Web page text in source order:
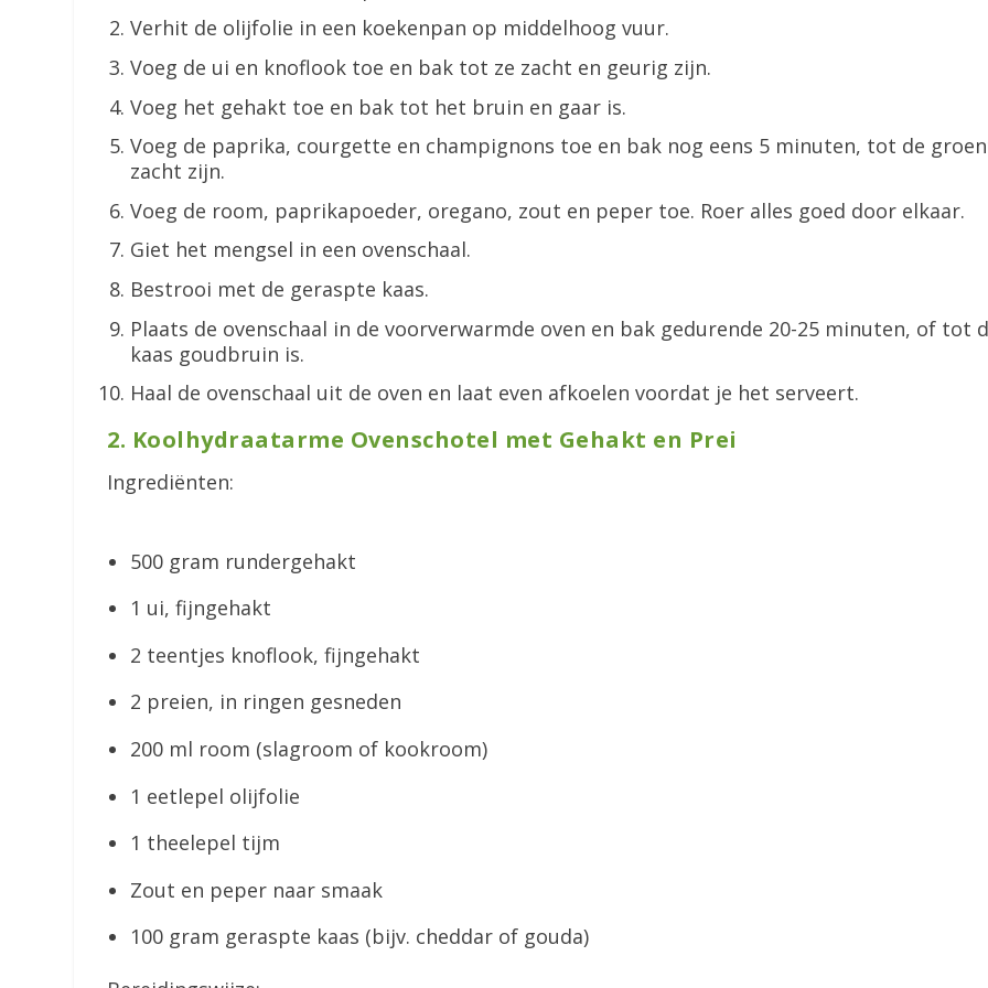
Verhit de olijfolie in een koekenpan op middelhoog vuur.
Voeg de ui en knoflook toe en bak tot ze zacht en geurig zijn.
Voeg het gehakt toe en bak tot het bruin en gaar is.
Voeg de paprika, courgette en champignons toe en bak nog eens 5 minuten, tot de
zacht zijn.
Voeg de room, paprikapoeder, oregano, zout en peper toe. Roer alles goed door elkaar.
Giet het mengsel in een ovenschaal.
Bestrooi met de geraspte kaas.
Plaats de ovenschaal in de voorverwarmde oven en bak gedurende 20-25 minuten, of tot
kaas goudbruin is.
Haal de ovenschaal uit de oven en laat even afkoelen voordat je het serveert.
2. Koolhydraatarme Ovenschotel met Gehakt en Prei
Ingrediënten:
500 gram rundergehakt
1 ui, fijngehakt
2 teentjes knoflook, fijngehakt
2 preien, in ringen gesneden
200 ml room (slagroom of kookroom)
1 eetlepel olijfolie
1 theelepel tijm
Zout en peper naar smaak
100 gram geraspte kaas (bijv. cheddar of gouda)